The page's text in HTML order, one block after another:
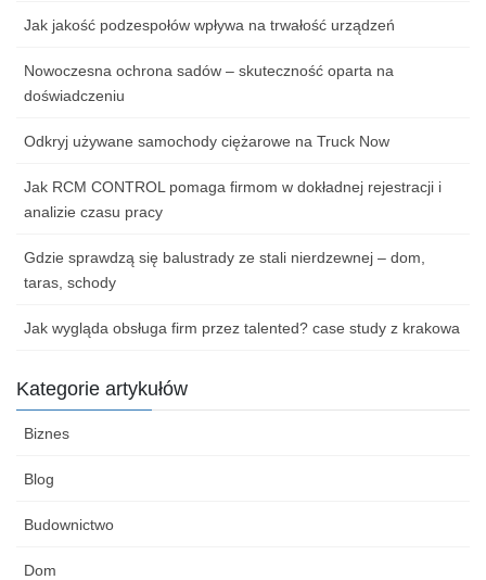
Jak jakość podzespołów wpływa na trwałość urządzeń
Nowoczesna ochrona sadów – skuteczność oparta na
doświadczeniu
Odkryj używane samochody ciężarowe na Truck Now
Jak RCM CONTROL pomaga firmom w dokładnej rejestracji i
analizie czasu pracy
Gdzie sprawdzą się balustrady ze stali nierdzewnej – dom,
taras, schody
Jak wygląda obsługa firm przez talented? case study z krakowa
Kategorie artykułów
Biznes
Blog
Budownictwo
Dom